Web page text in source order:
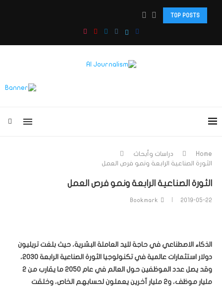
TOP POSTS
دبلوم: صحافة الذكاء الاصطناعي والذكاء الاصطناعي الوكيل وصناعة...
Home
دراسات وأبحاث
الثورة الصناعية الرابعة ونمو فرص العمل
الثورة الصناعية الرابعة ونمو فرص العمل
2019-05-22
Bookmark
الذكاء الاصطناعي في حاجة لليد العاملة البشرية، حيث بلغت تريليون
دولار استثمارات عالمية في تكنولوجيا الثورة الصناعية الرابعة 2030،
وقد يصل عدد الموظفين حول العالم في عام 2050 ما يقارب من 2
مليار موظف، و2 مليار آخرين يعملون لحسابهم الخاص، وخلقت